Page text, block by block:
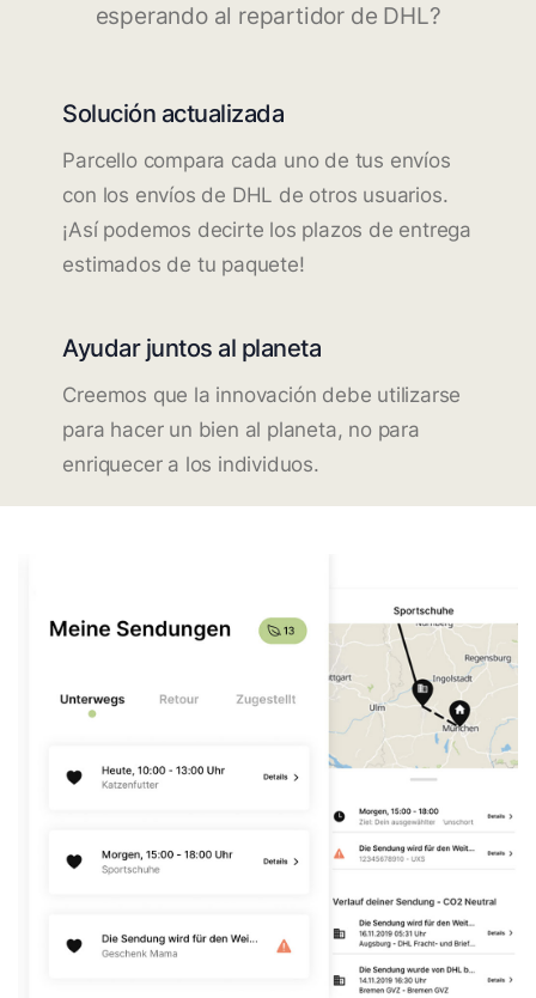
esperando al repartidor de DHL?
Solución actualizada
Parcello compara cada uno de tus envíos
con los envíos de DHL de otros usuarios.
¡Así podemos decirte los plazos de entrega
estimados de tu paquete!
Ayudar juntos al planeta
Creemos que la innovación debe utilizarse
para hacer un bien al planeta, no para
enriquecer a los individuos.